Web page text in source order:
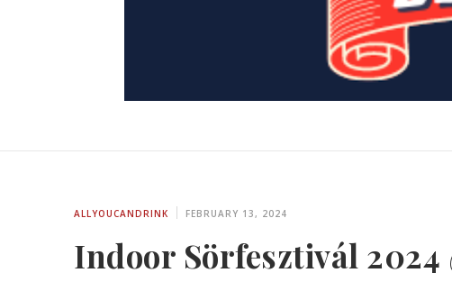
ALLYOUCANDRINK FEBRUARY 13, 2024
Indoor Sörfesztivál